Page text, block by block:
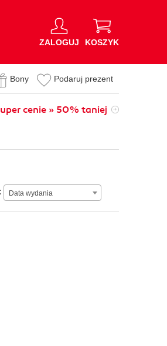
ZALOGUJ KOSZYK
Bony Podaruj prezent
cenie » 50% taniej
Data wydania
Data wydania